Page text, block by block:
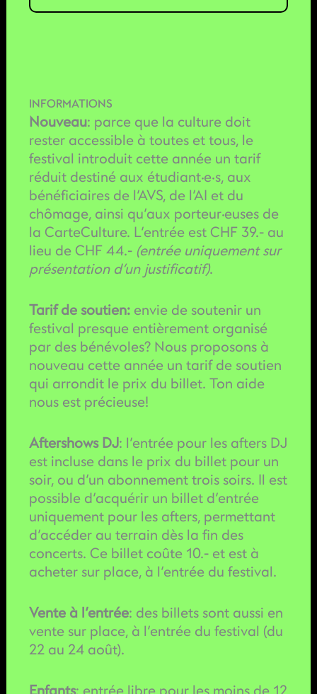
INFORMATIONS
Nouveau: parce que la culture doit
rester accessible à toutes et tous, le
festival introduit cette année un tarif
réduit destiné aux étudiant·e·s, aux
bénéficiaires de l’AVS, de l’AI et du
chômage, ainsi qu’aux porteur·euses de
la CarteCulture. L’entrée est CHF 39.- au
lieu de CHF 44.- (entrée uniquement sur
présentation d’un justificatif).
Tarif de soutien:envie de soutenir un
festival presque entièrement organisé
par des bénévoles? Nous proposons à
nouveau cette année un tarif de soutien
qui arrondit le prix du billet. Ton aide
nous est précieuse!
Aftershows DJ: l’entrée pour les afters DJ
est incluse dans le prix du billet pour un
soir, ou d’un abonnement trois soirs. Il est
possible d’acquérir un billet d’entrée
uniquement pour les afters, permettant
d’accéder au terrain dès la fin des
concerts. Ce billet coûte 10.- et est à
acheter sur place, à l’entrée du festival.
Vente à l’entrée: des billets sont aussi en
vente sur place, à l’entrée du festival (du
22 au 24 août).